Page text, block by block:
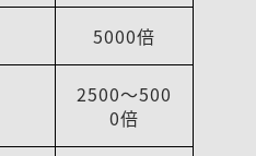
5000倍
2500～500
0倍